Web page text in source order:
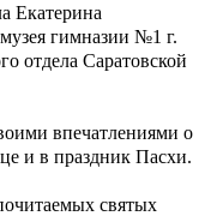
Екатерина
гимназии №1 г.
отдела Саратовской
впечатлениями о
и в праздник Пасхи.
святых